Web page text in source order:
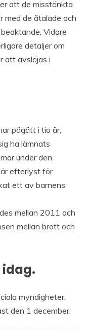
att de misstänkta
med de åtalade och
Vidare
detaljer om
att avslöjas i
pågått i tio år,
ha lämnats
under den
är efterlyst för
ett av barnens
mellan 2011 och
mellan brott och
idag.
myndigheter.
den 1 december.